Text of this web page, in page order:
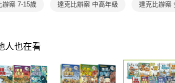
辦案 7-15歲 達克比辦案 中高年級 達克比辦案
人也在看